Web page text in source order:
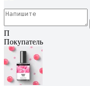
П
Покупатель